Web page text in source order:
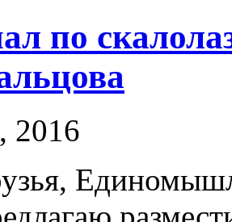
по
2016